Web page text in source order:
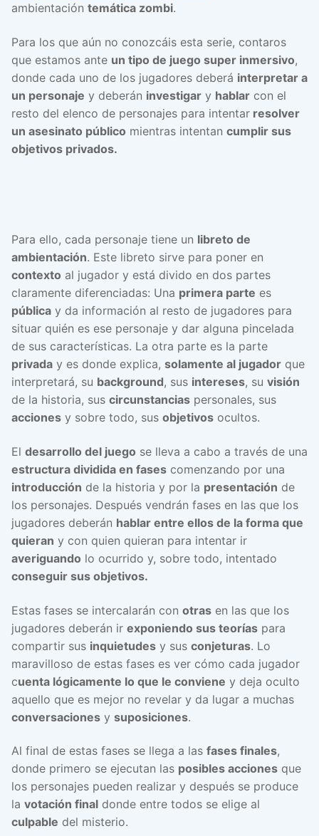
ambientación temática zombi.
Para los que aún no conozcáis esta serie, contaros
que estamos ante un tipo de juego super inmersivo,
donde cada uno de los jugadores deberá interpretar a
un personaje y deberán investigar y hablar con el
resto del elenco de personajes para intentar resolver
un asesinato público mientras intentan cumplir sus
objetivos privados.
Para ello, cada personaje tiene un libreto de
ambientación. Este libreto sirve para poner en
contexto al jugador y está divido en dos partes
claramente diferenciadas: Una primera parte es
pública y da información al resto de jugadores para
situar quién es ese personaje y dar alguna pincelada
de sus características. La otra parte es la parte
privada y es donde explica, solamente al jugador que
interpretará, su background, sus intereses, su visión
de la historia, sus circunstancias personales, sus
acciones y sobre todo, sus objetivos ocultos.
El desarrollo del juego se lleva a cabo a través de una
estructura dividida en fases comenzando por una
introducción de la historia y por la presentación de
los personajes. Después vendrán fases en las que los
jugadores deberán hablar entre ellos de la forma que
quieran y con quien quieran para intentar ir
averiguando lo ocurrido y, sobre todo, intentado
conseguir sus objetivos.
Estas fases se intercalarán con otras en las que los
jugadores deberán ir exponiendo sus teorías para
compartir sus inquietudes y sus conjeturas. Lo
maravilloso de estas fases es ver cómo cada jugador
cuenta lógicamente lo que le conviene y deja oculto
aquello que es mejor no revelar y da lugar a muchas
conversaciones y suposiciones.
Al final de estas fases se llega a las fases finales,
donde primero se ejecutan las posibles acciones que
los personajes pueden realizar y después se produce
la votación final donde entre todos se elige al
culpable del misterio.